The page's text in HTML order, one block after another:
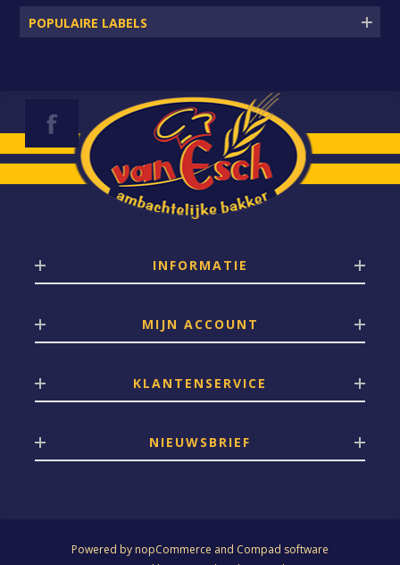
POPULAIRE LABELS
INFORMATIE
MIJN ACCOUNT
KLANTENSERVICE
NIEUWSBRIEF
Powered by nopCommerce and Compad software